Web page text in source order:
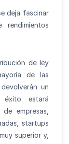
deja fascinar
de ley
de las
un
éxito estará
empresas,
startups
superior y,